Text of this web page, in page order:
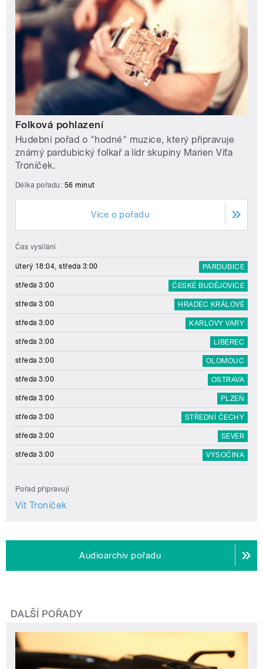
Folková pohlazení
Hudební pořad o "hodné" muzice, který připravuje
známý pardubický folkař a lídr skupiny Marien Víťa
Troníček.
Délka pořadu: 56 minut
Více o pořadu
Čas vysílání
úterý 18:04, středa 3:00 PARDUBICE
středa 3:00 ČESKÉ BUDĚJOVICE
středa 3:00 HRADEC KRÁLOVÉ
středa 3:00 KARLOVY VARY
středa 3:00 LIBEREC
středa 3:00 OLOMOUC
středa 3:00 OSTRAVA
středa 3:00 PLZEŇ
středa 3:00 STŘEDNÍ ČECHY
středa 3:00 SEVER
středa 3:00 VYSOČINA
Pořad připravují
Vít Troníček
Audioarchiv pořadu
DALŠÍ POŘADY